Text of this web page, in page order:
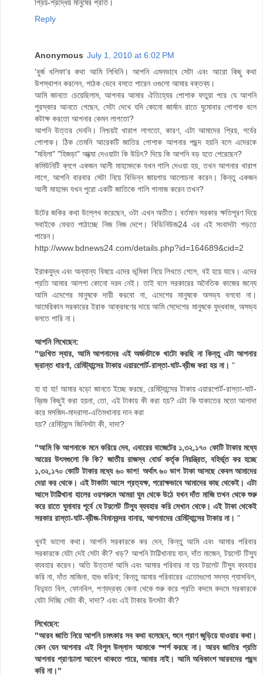
প্রিয়-শ্রদ্ধেয় মানুষের প্রতি।
Reply
Anonymous July 1, 2010 at 6:02 PM
'বুর্জ খলিফা'র কথা আমি লিখিনি। আপনি এমনভাবে সেটা এবং আরো কিছু কথা
উপস্থাপন করলেন, পাঠক ভেবে বসতে পারেন ওগুলো আমার বক্তব্য।
আমি জানতে চেয়েছিলাম, আপনার আমার ঐতিহ্যের পোশাক ফতুয়া পরে যে আপনি
পুরস্কার আনতে গেছেন, সেটা দেখে যদি কোনো জার্মান রাতে ঘুমোবার পোশাক বলে
কটাক্ষ করতো আপনার কেমন লাগতো?
আপনি উত্তর দেননি। নিশ্চয়ই খারাপ লাগতো, কারণ, এটা আমাদের প্রিয়, গর্বের
পোশাক। ঠিক তেমনি আরেকটি জাতির পোশাক আপনার পছন্দ হয়নি বলে এদেরকে
"মহিলা" "হিজড়া" আ্খ্যা দেওয়াটা কি উচিৎ? দিয়ে কি আপনি বড় হতে পেরেছেন?
কমিউনিটি ব্লগে একজন আলী মাহমেদকে যখন গালি দেওয়া হয়, তখন আপনার খারাপ
লাগে, আপনি বারবার সেটা নিয়ে বিভিন্ন জায়গায় আলোচনা করেন। কিন্তু একজন
আলী মাহমেদ যখন পুরো একটি জাতিকে গালি গালাজ করেন তখন?
উটের জকির কথা উল্লেখ করেছেন, ওটা এখন অতীত। বর্তমান সরকার ক্ষতিপূরণ দিয়ে
সবাইকে ফেরত পাঠাচ্ছে নিজ নিজ দেশে। বিডিনিউজ24 এর এই সংবাদটা পড়তে
পারেন।
http://www.bdnews24.com/details.php?id=164689&cid=2
ইরাকযুদ্ধ এবং অন্যান্য বিষয়ে এদের ভূমিকা নিয়ে লিখতে গেলে, বই হয়ে যাবে। এদের
প্রতি আমার আলগা কোনো দরদ নেই। তাই বলে সরকারের অনৈতিক কাজের জন্যে
আমি এদেশের মানুষকে দায়ী করবো না, এদেশের মানুষকে অসভ্য বলবো না।
আমেরিকান সরকারের ইরাক আক্রমণের দায়ে আমি সেদেশের মানুষকে যুদ্ধবাজ, অসভ্য
বলতে পারি না।
আপনি লিখেছেন:
"দুঃখিত স্যার, আমি আপনাদের এই অর্জনটাকে খাটো করছি না কিন্তু এটা আপনার
ভ্রান্ত ধারণা, রেমিট্যান্সের টাকায় এয়ারপোর্ট-রাস্তা-ঘাট-ব্রীজ করা হয় না। "
হা হা হা! আমার বড়ো জানতে ইচ্ছে করছে, রেমিট্যান্সের টাকায় এয়ারপোর্ট-রাস্তা-ঘাট-
ব্রিজ কিছুই করা হয়না, তো, এই টাকায় কী করা হয়? এটা কি যাকাতের মতো আলাদা
করে মসজিদ-মাদরাসা-এতিমখানায় দান করা
হয়? রেমিট্যান্স জিনিসটা কী, দাদা?
"আমি কি আপনাকে মনে করিয়ে দেব, এবারের বাজেটের ১,৩২,১৭০ কোটি টাকার মধ্যে
আয়ের উৎসগুলো কি কি? জাতীয় রাজস্ব বোর্ড কর্তৃক নিয়ন্ত্রিত, বহির্ভূত কর হচ্ছে
১,৩২,১৭০ কোটি টাকার মধ্যে ৬০ ভাগ! অর্থাৎ ৬০ ভাগ টাকা আসছে কেবল আমাদের
দেয়া কর থেকে। এই টাকাটা আসে প্রত্যক্ষ, পরোক্ষভাবে আমাদের কাছ থেকেই। এটা
আসে টাট্টিখানা হালের ওয়শরুমে আমরা ঘুম থেকে উঠে যখন দাঁত মাজি তখন থেকে শুরু
করে রাতে ঘুমাবার পূর্বে যে টয়লেট টিস্যু ব্যবহার করি সেখান থেকে। এই টাকা থেকেই
সরকার রাস্তা-ঘাট-ব্রীজ-বিমানবন্দর বানায়, আপনাদের রেমিট্যান্সের টাকায় না। "
খুবই ভালো কথা। আপনি সরকারকে কর দেন, কিন্তু আমি এবং আমার পরিবার
সরকারকে যেটা দেই সেটা কী? খড়? আপনি টাট্টিখানায় যান, দাঁত মাজেন, টয়লেট টিস্যু
ব্যবহার করেন। অতি উত্তম! আমি এবং আমার পরিবার না হয় টয়লেট টিস্যু ব্যবহার
করি না, দাঁত মাজিনা, হাগু করিনা; কিন্তু আমার পরিবারের এতোগুলো সদস্য গ্যাসবিল,
বিদ্যুত বিল, ফোনবিল, পণ্যদ্রব্য কেনা থেকে শুরু করে প্রতি কদমে কদমে সরকারকে
যেটা দিচ্ছি সেটা কী, দাদা? এবং এই টাকার উৎসটা কী?
লিখেছেন:
"আরব জাতি নিয়ে আপনি চমৎকার সব কথা বলেছেন, শুনে প্রাণ জুড়িয়ে যাওয়ার কথা।
কেন যেন আপনার এই বিপুল উল্লাস আমাকে স্পর্শ করছে না। আরব জাতির প্রতি
আপনার প্রাণঢালা আবেগ থাকতে পারে, আমার নাই। আমি অধিকাংশ আরবদের পছন্দ
করি না।"